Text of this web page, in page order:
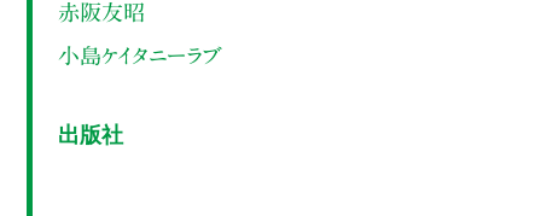
赤阪友昭
小島ケイタニーラブ
出版社